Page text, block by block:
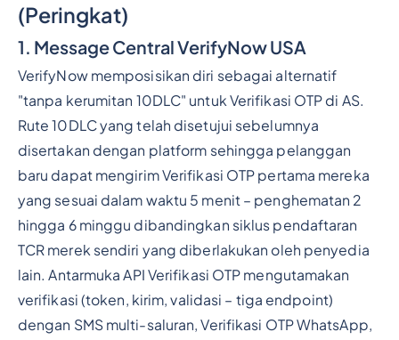
(Peringkat)
1. Message Central VerifyNow USA
VerifyNow memposisikan diri sebagai alternatif
"tanpa kerumitan 10DLC" untuk Verifikasi OTP di AS.
Rute 10DLC yang telah disetujui sebelumnya
disertakan dengan platform sehingga pelanggan
baru dapat mengirim Verifikasi OTP pertama mereka
yang sesuai dalam waktu 5 menit – penghematan 2
hingga 6 minggu dibandingkan siklus pendaftaran
TCR merek sendiri yang diberlakukan oleh penyedia
lain. Antarmuka API Verifikasi OTP mengutamakan
verifikasi (token, kirim, validasi – tiga endpoint)
dengan SMS multi-saluran, Verifikasi OTP WhatsApp,